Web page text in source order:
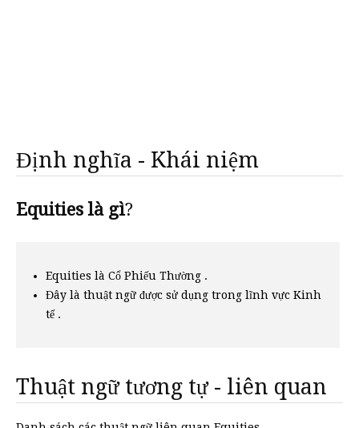
Định nghĩa - Khái niệm
Equities là gì?
Equities là Cổ Phiếu Thường .
Đây là thuật ngữ được sử dụng trong lĩnh vực Kinh
tế .
Thuật ngữ tương tự - liên quan